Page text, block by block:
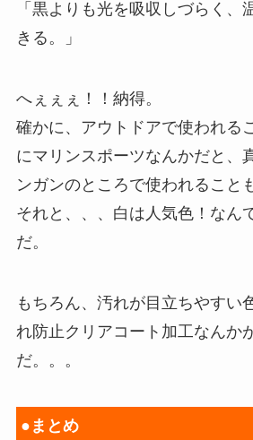
「黒よりも光を吸収しづらく、
きる。」
へぇぇぇ！！納得。
確かに、アウトドアで使われる
にマリンスポーツなんかだと、
ンガンのところで使われること
それと、、、白は人気色！なん
だ。
もちろん、汚れが目立ちやすい
れ防止クリアコート加工なんか
だ。。。
●まとめ